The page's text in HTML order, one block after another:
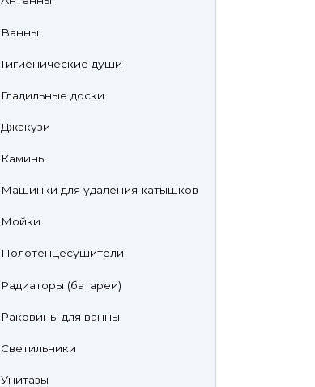
Ванны
Гигиенические души
Гладильные доски
Джакузи
Камины
Машинки для удаления катышков
Мойки
Полотенцесушители
Радиаторы (батареи)
Раковины для ванны
Светильники
Унитазы